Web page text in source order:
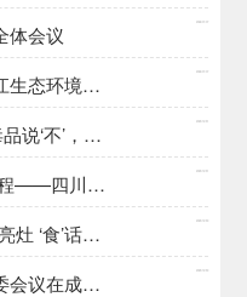
体会议 2026/01/07
民建四川省委会对口绵阳市长江生态环境保护民主监督工作总结会召开 2026/01/07
继光实验学校七 · 3班开展“向毒品说‘不’，为青春护航”主题班会 2025/12/31
凝心聚力谱新篇 巾帼奋进新征程——四川应用技术职业学院妇女联合会成立大会暨第一次妇女代表大会隆重召开 2025/12/31
继光实验学校初中部开展“明厨亮灶 ‘食’话实说”食堂开放日活动 2025/12/30
民建四川省委会十届十一次常委会议在成都召开 2025/12/30